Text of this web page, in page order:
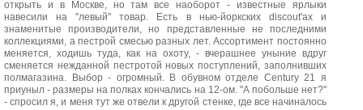
открыть и в Москве, но там все наоборот - известные ярлыки
навесили на "левый" товар. Есть в нью-йоркских discout'ах и
знаменитые производители, но представленные не последними
коллекциями, а пестрой смесью разных лет. Ассортимент постоянно
меняется, ходишь туда, как на охоту, - вчерашнее уныние вдруг
сменяется нежданной пестротой новых поступлений, заполнивших
полмагазина. Выбор - огромный. В обувном отделе Century 21 я
приуныл - размеры на полках кончались на 12-ом. "А побольше нет?"
- спросил я, и меня тут же отвели к другой стенке, где все начиналось